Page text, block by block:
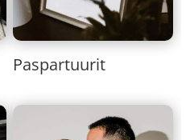
Paspartuurit